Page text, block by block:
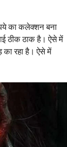
का कलेक्शन बना
ठीक ठाक है। ऐसे में
रहा है। ऐसे में